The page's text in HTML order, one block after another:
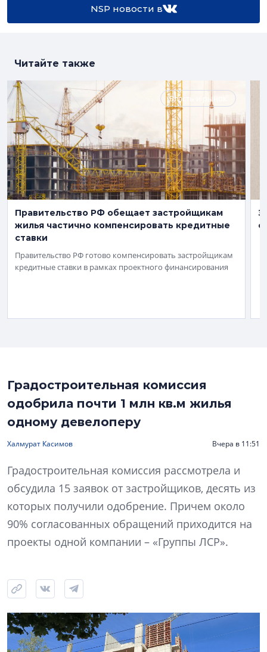
NSP новости в
Читайте также
Власть и рынок
Правительство РФ обещает застройщикам
жилья частично компенсировать кредитные
ставки
Правительство РФ готово компенсировать застройщикам
кредитные ставки в рамках проектного финансирования
Градостроительная комиссия
одобрила почти 1 млн кв.м жилья
одному девелоперу
Халмурат Касимов Вчера в 11:51
Градостроительная комиссия рассмотрела и
обсудила 15 заявок от застройщиков, десять из
которых получили одобрение. Причем около
90% согласованных обращений приходится на
проекты одной компании – «Группы ЛСР».